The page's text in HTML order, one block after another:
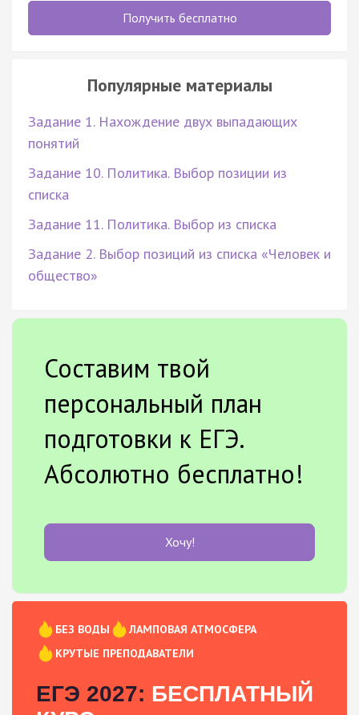
Получить бесплатно
Популярные материалы
Задание 1. Нахождение двух выпадающих
понятий
Задание 10. Политика. Выбор позиции из
списка
Задание 11. Политика. Выбор из списка
Задание 2. Выбор позиций из списка «Человек и
общество»
Составим твой
персональный план
подготовки к ЕГЭ.
Абсолютно бесплатно!
Хочу!
БЕЗ ВОДЫ
ЛАМПОВАЯ АТМОСФЕРА
КРУТЫЕ ПРЕПОДАВАТЕЛИ
ЕГЭ 2027: БЕСПЛАТНЫЙ